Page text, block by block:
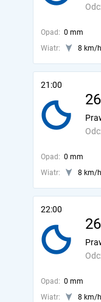
Opad: 0 mm
Wiatr:
8 km/h
21:00
Opad: 0 mm
Wiatr:
8 km/h
22:00
Opad: 0 mm
Wiatr:
8 km/h